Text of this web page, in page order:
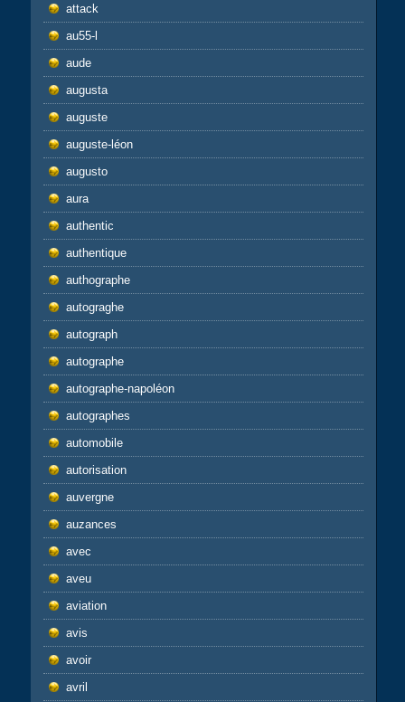
attack
au55-l
aude
augusta
auguste
auguste-léon
augusto
aura
authentic
authentique
authographe
autograghe
autograph
autographe
autographe-napoléon
autographes
automobile
autorisation
auvergne
auzances
avec
aveu
aviation
avis
avoir
avril